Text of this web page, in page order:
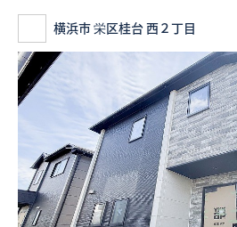
横浜市 栄区桂台 西２丁目